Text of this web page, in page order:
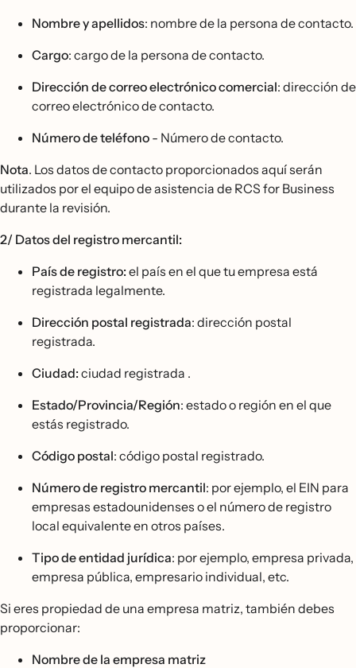
Nombre y apellidos: nombre de la persona de contacto.
Cargo: cargo de la persona de contacto.
Dirección de correo electrónico comercial: dirección de
correo electrónico de contacto.
Número de teléfono - Número de contacto.
Nota. Los datos de contacto proporcionados aquí serán
utilizados por el equipo de asistencia de RCS for Business
durante la revisión.
2/ Datos del registro mercantil:
País de registro:el país en el que tu empresa está
registrada legalmente.
Dirección postal registrada: dirección postal
registrada.
Ciudad:ciudad registrada .
Estado/Provincia/Región: estado o región en el que
estás registrado.
Código postal: código postal registrado.
Número de registro mercantil: por ejemplo, el EIN para
empresas estadounidenses o el número de registro
local equivalente en otros países.
Tipo de entidad jurídica: por ejemplo, empresa privada,
empresa pública, empresario individual, etc.
Si eres propiedad de una empresa matriz, también debes
proporcionar:
Nombre de la empresa matriz